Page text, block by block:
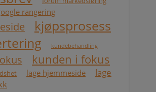
rangering
kjøpsprosess
kundebehandling
kunden i fokus
lage hjemmeside
lage